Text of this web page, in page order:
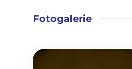
Fotogalerie